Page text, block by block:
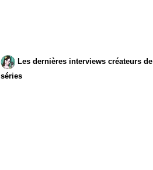
Les dernières interviews créateurs de
séries